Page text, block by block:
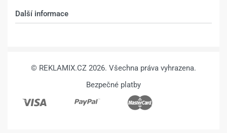
Další informace
© REKLAMIX.CZ 2026. Všechna práva vyhrazena.
Bezpečné platby